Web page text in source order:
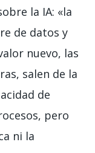
la IA: «la
de datos y
nuevo, las
salen de la
de
pero
ni la